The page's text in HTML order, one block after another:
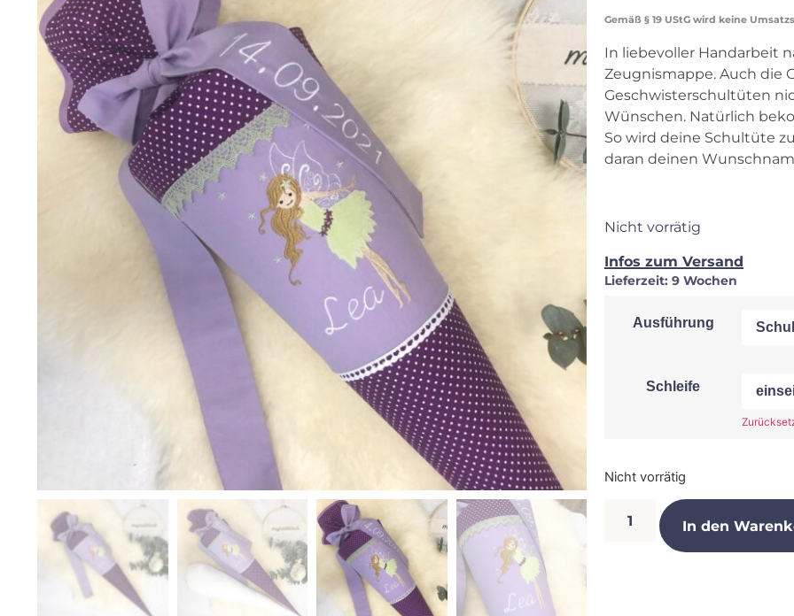
Gemäß § 19 UStG wird keine
In liebevoller Handarbeit
Zeugnismappe. Auch die
Geschwisterschultüten
Wünschen. Natürlich
So wird deine Schultüte
daran deinen
Nicht vorrätig
Infos zum Versand
Lieferzeit: 9 Wochen
Ausführung
Schleife
Nicht vorrätig
In den